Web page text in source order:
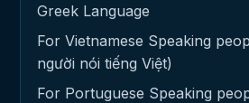
Greek Language
For Vietnamese Speaking
người nói tiếng Việt)
For Portuguese Speaking